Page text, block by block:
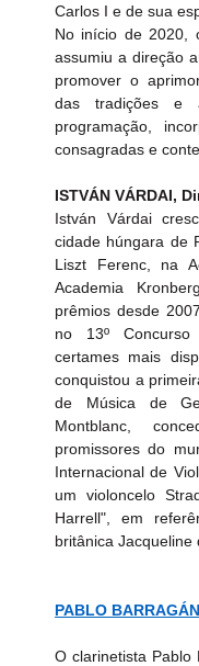
Carlos I e de sua
No início de 2020,
assumiu a direção
promover o
das tradições e
programação,
consagradas e
ISTVÁN VÁRDAI,
István Várdai
cidade húngara de
Liszt Ferenc, na
Academia
prêmios desde
no 13º Concurso
certames mais
conquistou a
de Música de
Montblanc,
promissores do
Internacional de
um violoncelo
Harrell", em
britânica Jacqueline
PABLO BARRAGÁN
O clarinetista Pablo